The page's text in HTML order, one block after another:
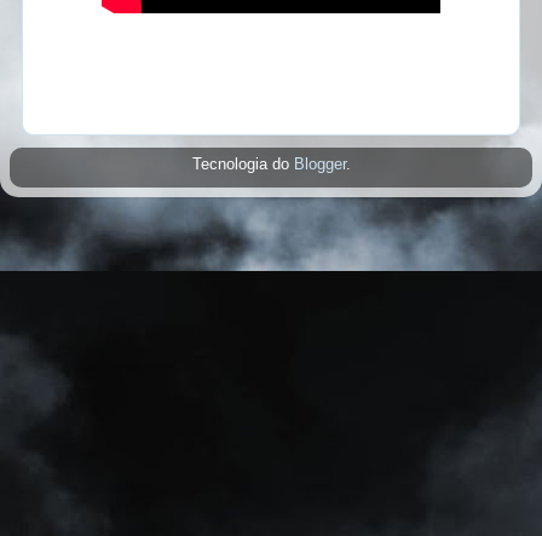
Tecnologia do Blogger.